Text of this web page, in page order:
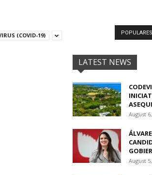
(COVID-19)
LATEST NEWS
August
August